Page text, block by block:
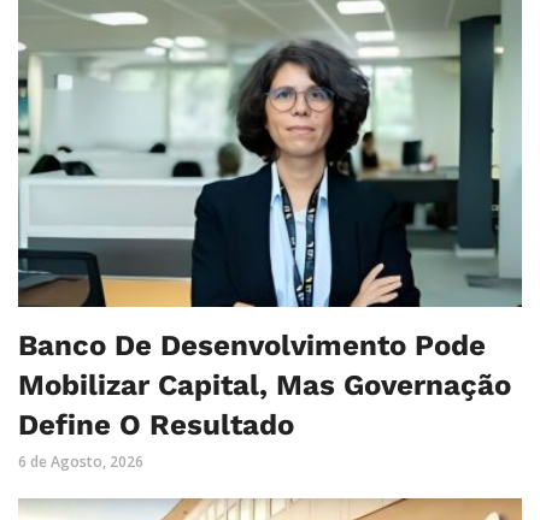
Banco De Desenvolvimento Pode
Mobilizar Capital, Mas Governação
Define O Resultado
6 de Agosto, 2026